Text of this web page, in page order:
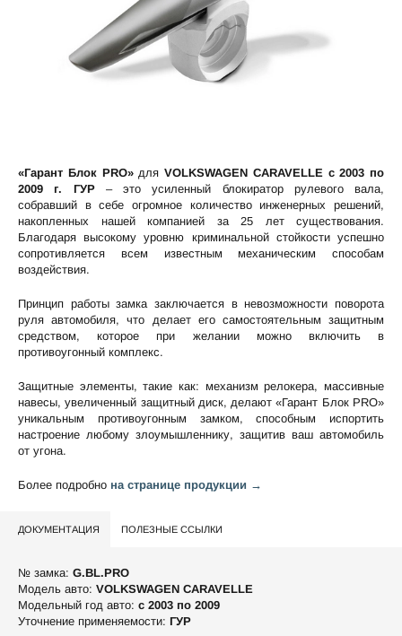
«Гарант Блок PRO»для VOLKSWAGEN CARAVELLE c 2003 по
2009 г. ГУР– это усиленный блокиратор рулевого вала,
собравший в себе огромное количество инженерных решений,
накопленных нашей компанией за 25 лет существования.
Благодаря высокому уровню криминальной стойкости успешно
сопротивляется всем известным механическим способам
воздействия.
Принцип работы замка заключается в невозможности поворота
руля автомобиля, что делает его самостоятельным защитным
средством, которое при желании можно включить в
противоугонный комплекс.
Защитные элементы, такие как: механизм релокера, массивные
навесы, увеличенный защитный диск, делают «Гарант Блок PRO»
уникальным противоугонным замком, способным испортить
настроение любому злоумышленнику, защитив ваш автомобиль
от угона.
Более подробно на странице продукции →
ДОКУМЕНТАЦИЯ ПОЛЕЗНЫЕ ССЫЛКИ
№ замка: G.BL.PRO
Модель авто: VOLKSWAGEN CARAVELLE
Модельный год авто: c 2003 по 2009
Уточнение применяемости: ГУР